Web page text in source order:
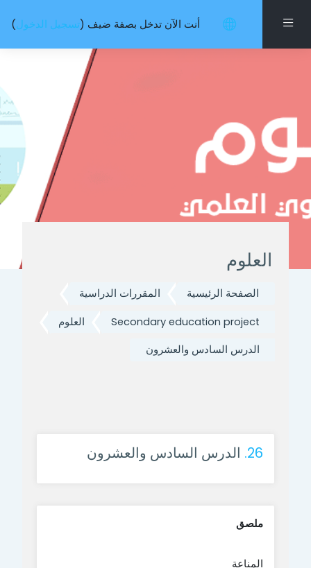
واجهة جانبية أنت الآن تدخل بصفة ضيف (تسجيل الدخول)
العلوم
الصفحة الرئيسية المقررات الدراسية
Secondary education project العلوم
الدرس السادس والعشرون
26. الدرس السادس والعشرون
ملصق
المناعة